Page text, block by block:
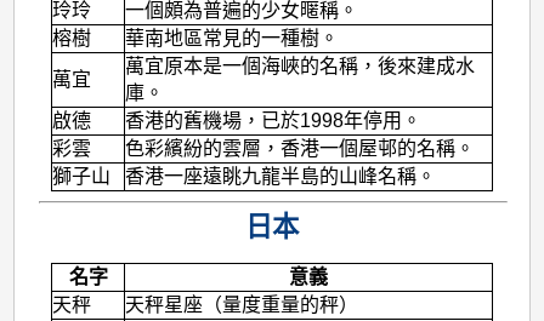
玲玲
一個頗為普遍的少女暱稱。
榕樹
華南地區常見的一種樹。
萬宜
萬宜原本是一個海峽的名稱，後來建成水
庫。
啟德
香港的舊機場，已於1998年停用。
彩雲
色彩繽紛的雲層，香港一個屋邨的名稱。
獅子山
香港一座遠眺九龍半島的山峰名稱。
日本
名字
意義
天秤
天秤星座（量度重量的秤）